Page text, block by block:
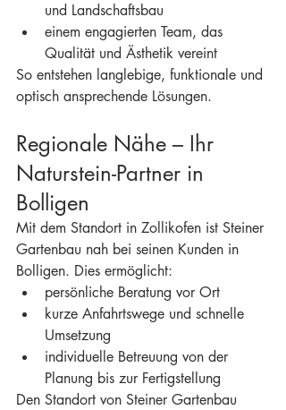
und Landschaftsbau
einem engagierten Team, das
Qualität und Ästhetik vereint
So entstehen langlebige, funktionale und
optisch ansprechende Lösungen.
Regionale Nähe – Ihr
Naturstein-Partner in
Bolligen
Mit dem Standort in Zollikofen ist Steiner
Gartenbau nah bei seinen Kunden in
Bolligen. Dies ermöglicht:
persönliche Beratung vor Ort
kurze Anfahrtswege und schnelle
Umsetzung
individuelle Betreuung von der
Planung bis zur Fertigstellung
Den Standort von Steiner Gartenbau